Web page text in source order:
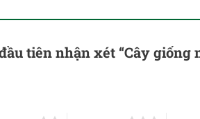
tiên nhận xét “Cây